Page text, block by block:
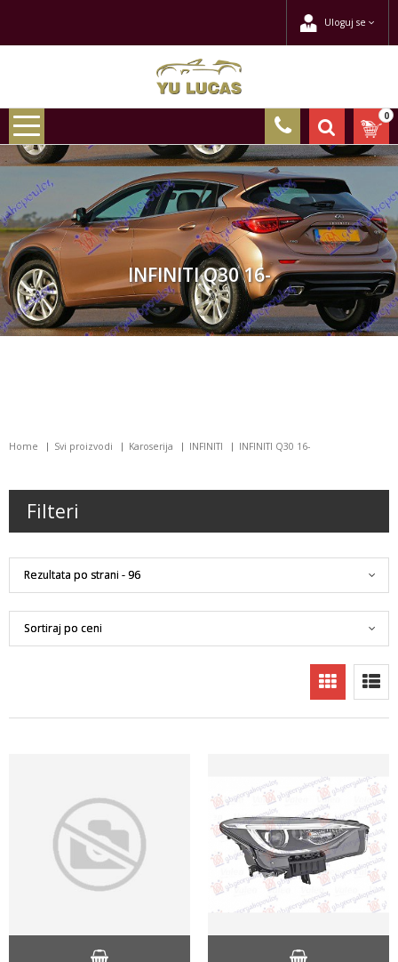
Uloguj se
0
INFINITI Q30 16-
Home Svi proizvodi Karoserija INFINITI INFINITI Q30 16-
Filteri